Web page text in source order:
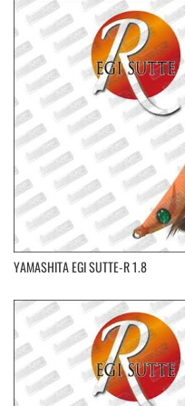
YAMASHITA EGI SUTTE-R 1.8